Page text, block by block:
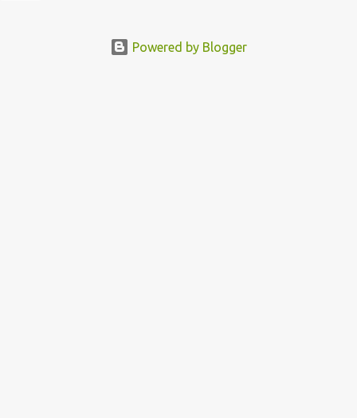
Powered by Blogger